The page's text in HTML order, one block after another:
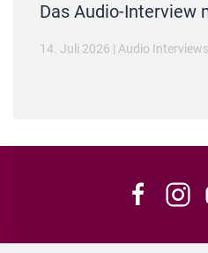
Das Audio-Interview
14. Juli 2026 | Audio Interviews